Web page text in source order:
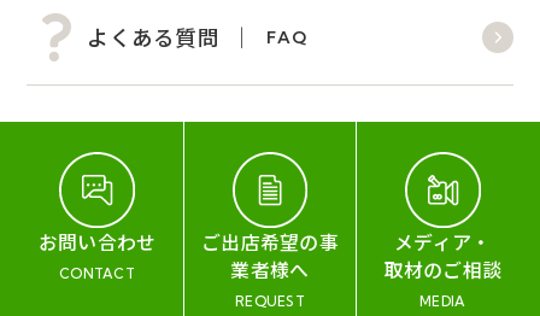
よくある質問 FAQ
お問い合わせ
CONTACT
ご出店希望の事
業者様へ
REQUEST
メディア・
取材のご相談
MEDIA